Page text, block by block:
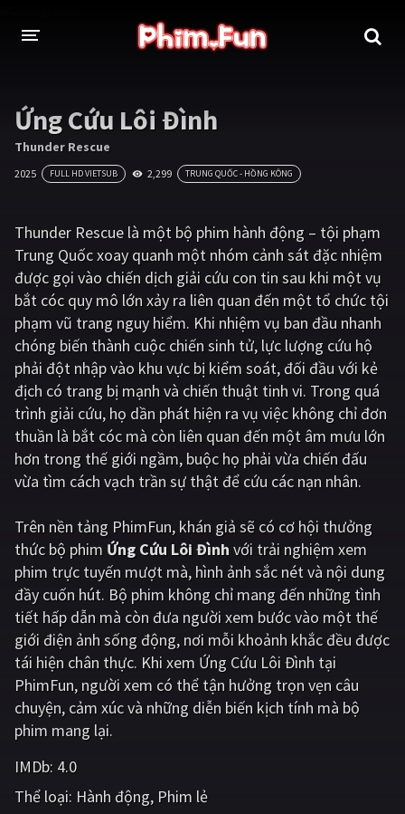
THỂ LOẠI
Thần thoại - Cổ trang
Tâm lý Chiến tranh
Kinh dị Tội phạm - Hình sự
Phiêu lưu Hài hước
Viễn tưởng Khoa học - Tài liệu
Hoạt hình Thể thao
Tình cảm - Lãng mạn Kỳ ảo
Giật gân Gia đình
Bí ẩn Lịch sử
GameShow DramaTV
QUỐC GIA
Âu - Mỹ Trung Quốc - Hồng Kông
Hàn Quốc Nhật Bản
Ấn Độ Việt Nam
Tổng hợp
CẬP NHẬT
Ứng Cứu Lôi Đình
Thunder Rescue
2025 FULL HD VIETSUB 2,299 TRUNG QUỐC - HỒNG KÔNG
Thunder Rescue là một bộ phim hành động – tội phạm
Trung Quốc xoay quanh một nhóm cảnh sát đặc nhiệm
được gọi vào chiến dịch giải cứu con tin sau khi một vụ
bắt cóc quy mô lớn xảy ra liên quan đến một tổ chức tội
phạm vũ trang nguy hiểm. Khi nhiệm vụ ban đầu nhanh
chóng biến thành cuộc chiến sinh tử, lực lượng cứu hộ
phải đột nhập vào khu vực bị kiểm soát, đối đầu với kẻ
địch có trang bị mạnh và chiến thuật tinh vi. Trong quá
trình giải cứu, họ dần phát hiện ra vụ việc không chỉ đơn
thuần là bắt cóc mà còn liên quan đến một âm mưu lớn
hơn trong thế giới ngầm, buộc họ phải vừa chiến đấu
vừa tìm cách vạch trần sự thật để cứu các nạn nhân.
Trên nền tảng PhimFun, khán giả sẽ có cơ hội thưởng
thức bộ phim Ứng Cứu Lôi Đìnhvới trải nghiệm xem
phim trực tuyến mượt mà, hình ảnh sắc nét và nội dung
đầy cuốn hút. Bộ phim không chỉ mang đến những tình
tiết hấp dẫn mà còn đưa người xem bước vào một thế
giới điện ảnh sống động, nơi mỗi khoảnh khắc đều được
tái hiện chân thực. Khi xem Ứng Cứu Lôi Đình tại
PhimFun, người xem có thể tận hưởng trọn vẹn câu
chuyện, cảm xúc và những diễn biến kịch tính mà bộ
phim mang lại.
IMDb: 4.0
Thể loại: Hành động Phim lẻ